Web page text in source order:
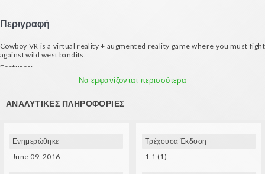
Περιγραφή
Cowboy VR is a virtual reality + augmented reality game where you must fight
against wild west bandits.
Features:
- Shoot at the power ups to collect them: gun barrel, coins, life bottle.
- Music by: Mano A Mano
https://www.dropbox.com/s/psaxpktjbt0b7it/marker.jpg?dl=0
Να εμφανίζονται περισσότερα
ΑΝΑΛΥΤΙΚΈΣ ΠΛΗΡΟΦΟΡΊΕΣ
Ενημερώθηκε
June 09, 2016
Τρέχουσα Έκδοση
1.1 (1)